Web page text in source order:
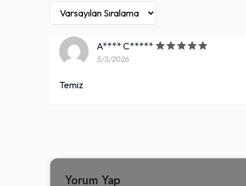
A**** C*****
5/3/2026
Temiz
Yorum Yap